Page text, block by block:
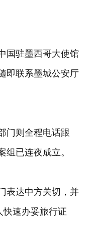
国驻墨西哥大使馆
即联系墨城公安厅
门则全程电话跟
已连夜成立。
表达中方关切，并
快速办妥旅行证